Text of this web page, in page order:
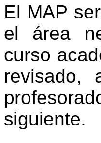
El MAP
el área
curso
revisado,
siguiente.